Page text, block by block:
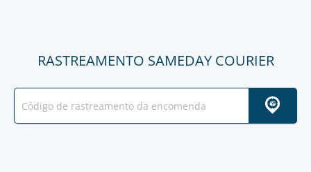
RASTREAMENTO SAMEDAY COURIER